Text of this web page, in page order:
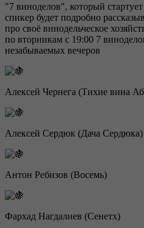
"7 виноделов", который
спикер будет подробно
про своё винодельческое
по вторникам с 19:00 7
незабываемых вечеров
Алексей Чернега (Тихие вина
Алексей Сердюк (Дача Сердюка)
Антон Ребизов (Восемь)
Фархад Нагдалиев (Сенетх)